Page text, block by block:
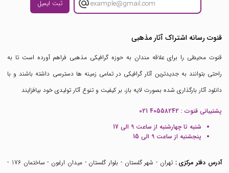
ثبت ایمیل
قنوت رسانه اشتراک آثار مذهبی
قنوت محیطی را برای علاقه مندان به حوزه گرافیکی مذهبی فراهم آورده است تا به
راحتی بتوانند به جدیدترین آثار گرافیکی در تمامی زمینه ها دسترسی داشته باشند و با
دانلود آثار بارگذاری شده بصورت لایه باز، بر کیفیت و تنوع آثار تولیدی خود بیافزایند
پشتیبانی قنوت : 021 40558242
شنبه تا چهارشنبه از ساعت 9 الی 17
پنجشنبه از ساعت 9 الی 15
آدرس دفتر مرکزی :
تهران - شهر گلستان - بلوار گلستان - میدان ارغون - ساختمان 176 -